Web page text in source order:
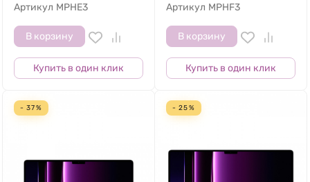
Артикул MPHE3
В корзину
Купить в один клик
Артикул MPHF3
В корзину
Купить в один клик
- 37% - 25%